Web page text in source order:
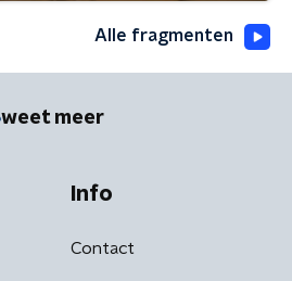
Alle fragmenten
weet meer
Info
Contact